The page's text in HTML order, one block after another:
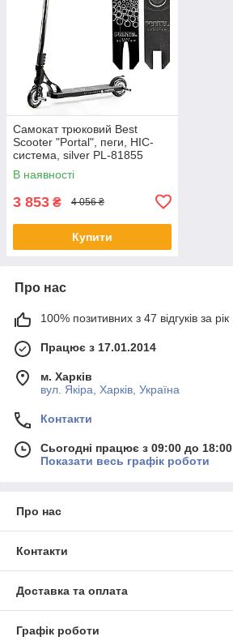
Самокат трюковий Best
Scooter "Portal", пеги, HIC-
система, silver PL-81855
В наявності
3 853 ₴ 4 056 ₴
Купити
Про нас
100% позитивних з 47 відгуків за рік
Працює з 17.01.2014
м. Харків
вул. Якіра, Харків, Україна
Контакти
Сьогодні працює з 09:00 до 18:00
Показати весь графік роботи
Про нас
Контакти
Доставка та оплата
Графік роботи